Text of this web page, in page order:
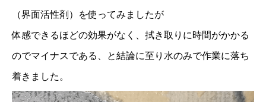
（界面活性剤）を使ってみましたが
体感できるほどの効果がなく、拭き取りに時間がかかる
のでマイナスである、と結論に至り水のみで作業に落ち
着きました。